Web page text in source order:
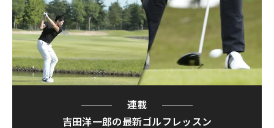
連載
吉田洋一郎の最新ゴルフレッスン